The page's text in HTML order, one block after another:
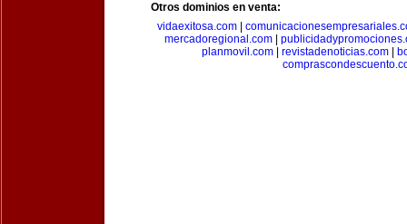
Otros dominios en venta:
vidaexitosa.com|
mercadoregional.com
planmovil.com| revistadenoticias.com|